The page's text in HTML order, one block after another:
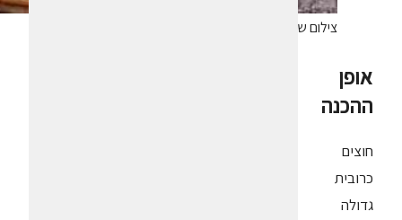
צילום שירן כהן
אופן
ההכנה
חוצים
כרובית
גדולה